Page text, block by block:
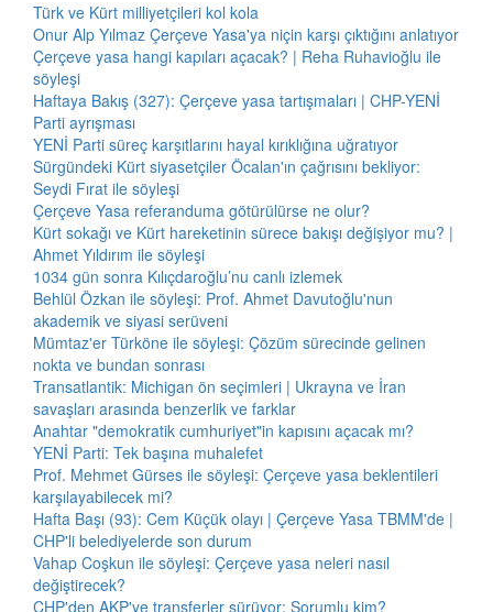
Türk ve Kürt milliyetçileri kol kola
Onur Alp Yılmaz Çerçeve Yasa'ya niçin karşı çıktığını anlatıyor
Çerçeve yasa hangi kapıları açacak? | Reha Ruhavioğlu ile
söyleşi
Haftaya Bakış (327): Çerçeve yasa tartışmaları | CHP-YENİ
Parti ayrışması
YENİ Parti süreç karşıtlarını hayal kırıklığına uğratıyor
Sürgündeki Kürt siyasetçiler Öcalan'ın çağrısını bekliyor:
Seydi Fırat ile söyleşi
Çerçeve Yasa referanduma götürülürse ne olur?
Kürt sokağı ve Kürt hareketinin sürece bakışı değişiyor mu? |
Ahmet Yıldırım ile söyleşi
1034 gün sonra Kılıçdaroğlu’nu canlı izlemek
Behlül Özkan ile söyleşi: Prof. Ahmet Davutoğlu'nun
akademik ve siyasi serüveni
Mümtaz'er Türköne ile söyleşi: Çözüm sürecinde gelinen
nokta ve bundan sonrası
Transatlantik: Michigan ön seçimleri | Ukrayna ve İran
savaşları arasında benzerlik ve farklar
Anahtar "demokratik cumhuriyet"in kapısını açacak mı?
YENİ Parti: Tek başına muhalefet
Prof. Mehmet Gürses ile söyleşi: Çerçeve yasa beklentileri
karşılayabilecek mi?
Hafta Başı (93): Cem Küçük olayı | Çerçeve Yasa TBMM'de |
CHP'li belediyelerde son durum
Vahap Coşkun ile söyleşi: Çerçeve yasa neleri nasıl
değiştirecek?
CHP'den AKP'ye transferler sürüyor: Sorumlu kim?